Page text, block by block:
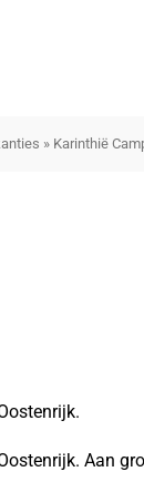
» Karinthië
Aan